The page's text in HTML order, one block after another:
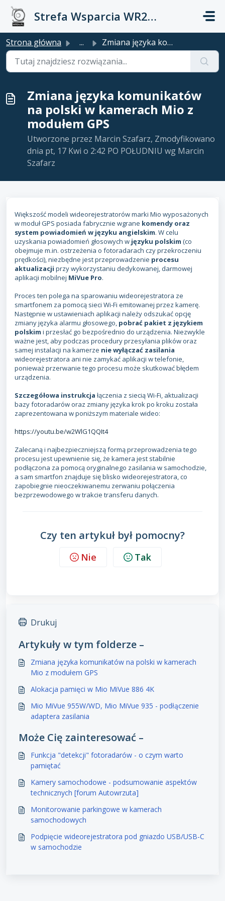
Przejdź do głównej treści
Strefa Wsparcia WR24.PL
Strona główna ... Zmiana języka komunikatów na polski w kamerach Mio z modu...
Zmiana języka komunikatów
na polski w kamerach Mio z
modułem GPS
Utworzone przez Marcin Szafarz, Zmodyfikowano
dnia pt, 17 Kwi o 2:42 PO POŁUDNIU wg Marcin
Szafarz
Większość modeli wideorejestratorów marki Mio wyposażonych
w moduł GPS posiada fabrycznie wgrane komendy oraz
system powiadomień w języku angielskim. W celu
uzyskania powiadomień głosowych w języku polskim (co
obejmuje m.in. ostrzeżenia o fotoradarach czy przekroczeniu
prędkości), niezbędne jest przeprowadzenie procesu
aktualizacji przy wykorzystaniu dedykowanej, darmowej
aplikacji mobilnej MiVue Pro.
Proces ten polega na sparowaniu wideorejestratora ze
smartfonem za pomocą sieci Wi-Fi emitowanej przez kamerę.
Następnie w ustawieniach aplikacji należy odszukać opcję
zmiany języka alarmu głosowego, pobrać pakiet z językiem
polskim i przesłać go bezpośrednio do urządzenia. Niezwykle
ważne jest, aby podczas procedury przesyłania plików oraz
samej instalacji na kamerze nie wyłączać zasilania
wideorejestratora ani nie zamykać aplikacji w telefonie,
ponieważ przerwanie tego procesu może skutkować błędem
urządzenia.
Szczegółowa instrukcja łączenia z siecią Wi-Fi, aktualizacji
bazy fotoradarów oraz zmiany języka krok po kroku została
zaprezentowana w poniższym materiale wideo:
https://youtu.be/w2WlG1QQIt4
Zalecaną i najbezpieczniejszą formą przeprowadzenia tego
procesu jest upewnienie się, że kamera jest stabilnie
podłączona za pomocą oryginalnego zasilania w samochodzie,
a sam smartfon znajduje się blisko wideorejestratora, co
zapobiegnie nieoczekiwanemu zerwaniu połączenia
bezprzewodowego w trakcie transferu danych.
Czy ten artykuł był pomocny?
Nie Tak
Drukuj
Artykuły w tym folderze –
Zmiana języka komunikatów na polski w kamerach
Mio z modułem GPS
Alokacja pamięci w Mio MiVue 886 4K
Mio MiVue 955W/WD, Mio MiVue 935 - podłączenie
adaptera zasilania
Może Cię zainteresować –
Funkcja "detekcji" fotoradarów - o czym warto
pamiętać
Kamery samochodowe - podsumowanie aspektów
technicznych [forum Autowrzuta]
Monitorowanie parkingowe w kamerach
samochodowych
Podpięcie wideorejestratora pod gniazdo USB/USB-C
w samochodzie